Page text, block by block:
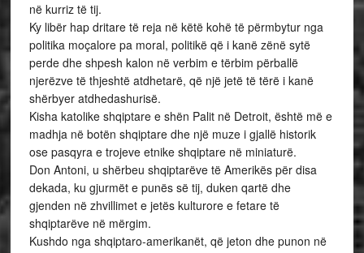
në kurriz të tij.
Ky libër hap dritare të reja në këtë kohë të përmbytur nga
politika moçalore pa moral, politikë që i kanë zënë sytë
perde dhe shpesh kalon në verbim e tërbim përballë
njerëzve të thjeshtë atdhetarë, që një jetë të tërë i kanë
shërbyer atdhedashurisë.
Kisha katolike shqiptare e shën Palit në Detroit, është më e
madhja në botën shqiptare dhe një muze i gjallë historik
ose pasqyra e trojeve etnike shqiptare në miniaturë.
Don Antoni, u shërbeu shqiptarëve të Amerikës për disa
dekada, ku gjurmët e punës së tij, duken qartë dhe
gjenden në zhvillimet e jetës kulturore e fetare të
shqiptarëve në mërgim.
Kushdo nga shqiptaro-amerikanët, që jeton dhe punon në